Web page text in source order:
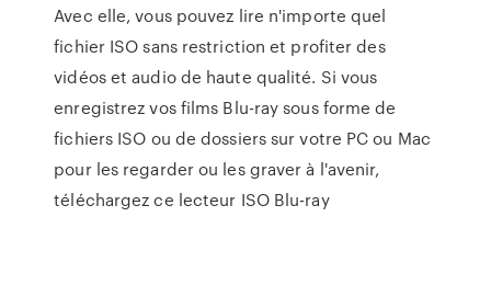
Avec elle, vous pouvez lire n'importe quel
fichier ISO sans restriction et profiter des
vidéos et audio de haute qualité. Si vous
enregistrez vos films Blu-ray sous forme de
fichiers ISO ou de dossiers sur votre PC ou Mac
pour les regarder ou les graver à l'avenir,
téléchargez ce lecteur ISO Blu-ray